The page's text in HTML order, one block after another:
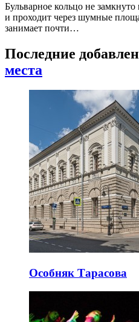
Бульварное кольцо не
и проходит через шумные
занимает почти…
Последние
места
Особняк Тарасова